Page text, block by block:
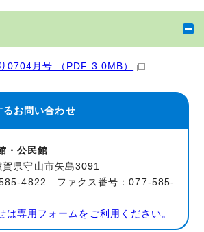
0704月号 （PDF 3.0MB）
るお問い合わせ
・公民館
県守山市矢島3091
4822 ファクス番号：077-585-
は専用フォームをご利用ください。